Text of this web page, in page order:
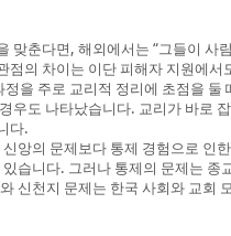
맞춘다면, 해외에서는 “그들이 사
의 차이는 이단 피해자 지원에서
을 주로 교리적 정리에 초점을 둘
우도 나타났습니다. 교리가 바로
다.
앙의 문제보다 통제 경험으로 인
습니다. 그러나 통제의 문제는 종
신천지 문제는 한국 사회와 교회